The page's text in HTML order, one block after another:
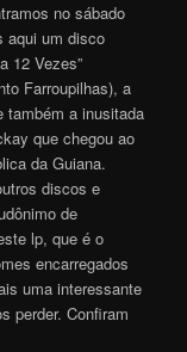
no sábado
aqui um disco
12 Vezes”
Farroupilhas), a
também a inusitada
que chegou ao
da Guiana.
discos e
de
lp, que é o
encarregados
uma interessante
perder. Confiram